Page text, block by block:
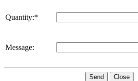
Quantity:*
Message:
Send Close